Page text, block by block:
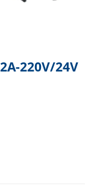
220V/24V